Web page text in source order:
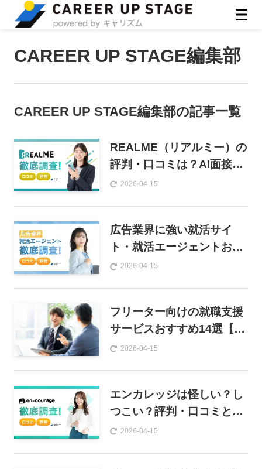
CAREER UP STAGE編集部
CAREER UP STAGE編集部の記事一覧
REALME（リアルミー）の
評判・口コミは？AI面接の
メリット・デメリットと賢
2026-04-15
広告業界に強い就活サイ
ト・就活エージェントおす
すめ12選【徹底比較】大手
2026-04-15
フリーター向けの就職支援
サービスおすすめ14選【20
25年最新版】選び方や活用
2026-04-15
エンカレッジは怪しい？し
つこい？評判・口コミとメ
ンター制度を徹底解説
2026-04-15